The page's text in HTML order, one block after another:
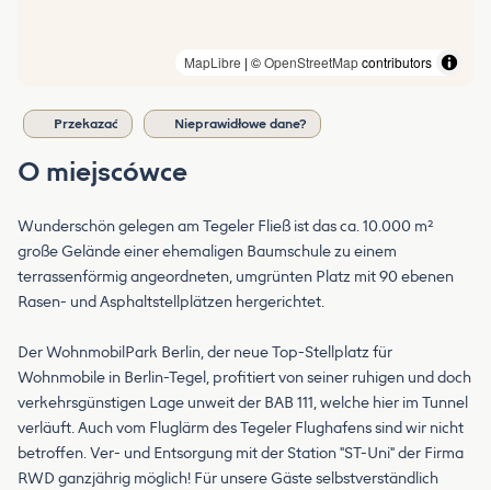
MapLibre | ©OpenStreetMapcontributors
Przekazać Nieprawidłowe dane?
O miejscówce
Wunderschön gelegen am Tegeler Fließ ist das ca. 10.000 m²
große Gelände einer ehemaligen Baumschule zu einem
terrassenförmig angeordneten, umgrünten Platz mit 90 ebenen
Rasen- und Asphaltstellplätzen hergerichtet.
Der WohnmobilPark Berlin, der neue Top-Stellplatz für
Wohnmobile in Berlin-Tegel, profitiert von seiner ruhigen und doch
verkehrsgünstigen Lage unweit der BAB 111, welche hier im Tunnel
verläuft. Auch vom Fluglärm des Tegeler Flughafens sind wir nicht
betroffen. Ver- und Entsorgung mit der Station "ST-Uni" der Firma
RWD ganzjährig möglich! Für unsere Gäste selbstverständlich